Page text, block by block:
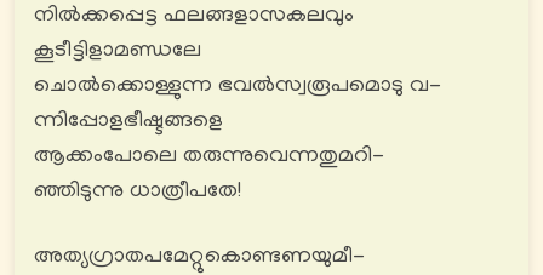
നിൽക്കപ്പെട്ട ഫലങ്ങളാസകലവും
കൂടീട്ടിളാമണ്ഡലേ
ചൊൽക്കൊള്ളുന്ന ഭവൽസ്വരൂപമൊടു വ-
ന്നിപ്പോളഭീഷ്ടങ്ങളെ
ആക്കംപോലെ തരുന്നുവെന്നതുമറി-
ഞ്ഞിടുന്നു ധാത്രീപതേ!
അത്യഗ്രാതപമേറ്റുകൊണ്ടണയുമീ-